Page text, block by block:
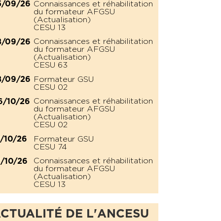
09/26 Connaissances et réhabilitation
du formateur AFGSU
(Actualisation)
CESU 13
09/26 Connaissances et réhabilitation
du formateur AFGSU
(Actualisation)
CESU 63
09/26
Formateur GSU
CESU 02
10/26 Connaissances et réhabilitation
du formateur AFGSU
(Actualisation)
CESU 02
10/26
Formateur GSU
CESU 74
10/26
Connaissances et réhabilitation
du formateur AFGSU
(Actualisation)
CESU 13
DE L'ANCESU